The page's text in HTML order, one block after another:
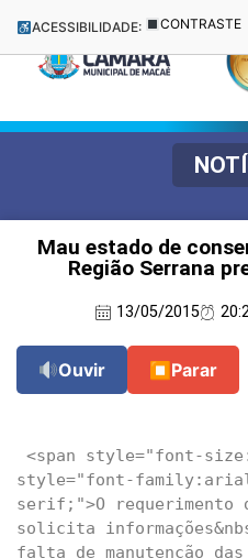
ACESSIBILIDADE: CONTRASTE
Mau estado de
Região Serrana
13/05/2015
Ouvir ⏹ Parar
style="font-
serif;">O requerimento
solicita